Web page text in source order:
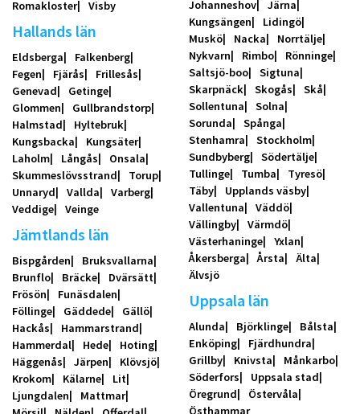
Romakloster
Visby
Hallands län
Eldsberga
Falkenberg
Fegen
Fjärås
Frillesås
Genevad
Getinge
Glommen
Gullbrandstorp
Halmstad
Hyltebruk
Kungsbacka
Kungsäter
Laholm
Långås
Onsala
Skummeslövsstrand
Torup
Unnaryd
Vallda
Varberg
Veddige
Veinge
Jämtlands län
Bispgården
Bruksvallarna
Brunflo
Bräcke
Dvärsätt
Frösön
Funäsdalen
Föllinge
Gäddede
Gällö
Hackås
Hammarstrand
Hammerdal
Hede
Hoting
Häggenås
Järpen
Klövsjö
Krokom
Kälarne
Lit
Ljungdalen
Mattmar
Johanneshov
Järna
Kungsängen
Lidingö
Muskö
Nacka
Norrtälje
Nykvarn
Rimbo
Rönninge
Saltsjö-boo
Sigtuna
Skarpnäck
Skogås
Skå
Sollentuna
Solna
Sorunda
Spånga
Stenhamra
Stockholm
Sundbyberg
Södertälje
Tullinge
Tumba
Tyresö
Täby
Upplands väsby
Vallentuna
Väddö
Vällingby
Värmdö
Västerhaninge
Yxlan
Åkersberga
Årsta
Älta
Älvsjö
Uppsala län
Alunda Björklinge
Bålsta
Enköping
Fjärdhundra
Grillby
Knivsta
Månkarbo
Söderfors
Uppsala stad
Öregrund
Östervåla